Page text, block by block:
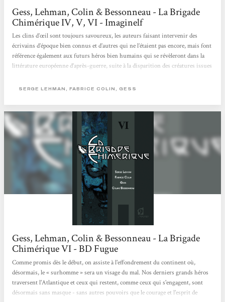
Gess, Lehman, Colin & Bessonneau - La Brigade
Chimérique IV, V, VI - Imaginelf
Les clins d’œil sont toujours savoureux, les auteurs faisant intervenir des
écrivains d’époque bien connus et d’autres qui ne l’étaient pas encore, mais font
référence également aux futurs héros bien humains qui se révèleront dans la
littérature européenne d’après-guerre, suite à la disparition des créatures issues
en tête d’une part cette photo de famille de tous les surhommes européens, que
SERGE LEHMAN, FABRICE COLIN, GESS
Gess, Lehman, Colin & Bessonneau - La Brigade
Chimérique VI - BD Fugue
Comme promis dès le début, on assiste à l'effondrement du continent où,
désormais, le « surhomme » sera un visage du mal. Nos derniers grands héros
traversent l'Atlantique et ceux qui restent, comme ceux qui s'engagent, sont
désormais sans masque - sans autres pouvoirs que le courage et l'esprit de